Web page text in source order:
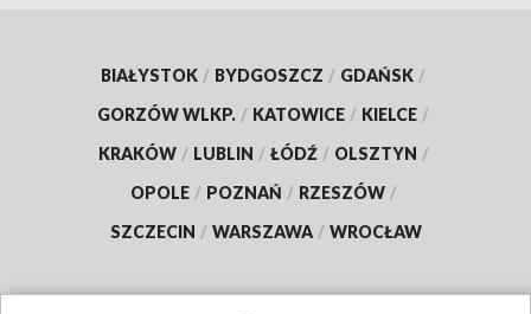
BIAŁYSTOK / BYDGOSZCZ / GDAŃSK /
GORZÓW WLKP. / KATOWICE / KIELCE /
KRAKÓW / LUBLIN / ŁÓDŹ / OLSZTYN /
OPOLE / POZNAŃ / RZESZÓW /
SZCZECIN / WARSZAWA / WROCŁAW